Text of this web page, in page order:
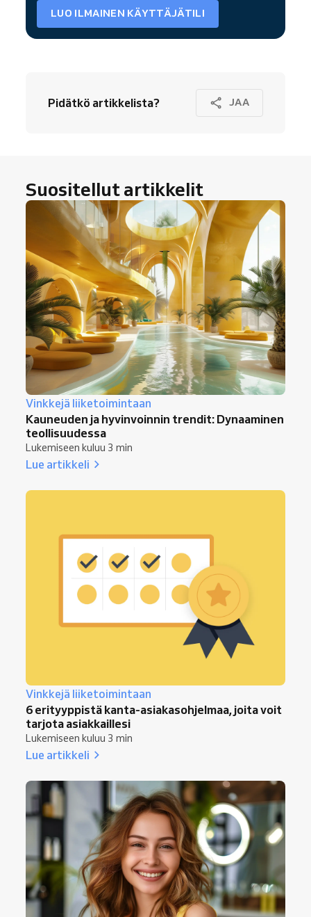
LUO ILMAINEN KÄYTTÄJÄTILI
Pidätkö artikkelista? JAA
Suositellut artikkelit
Vinkkejä liiketoimintaan
Kauneuden ja hyvinvoinnin trendit: Dynaaminen
teollisuudessa
Lukemiseen kuluu 3 min
Lue artikkeli
Vinkkejä liiketoimintaan
6 erityyppistä kanta-asiakasohjelmaa, joita voit
tarjota asiakkaillesi
Lukemiseen kuluu 3 min
Lue artikkeli